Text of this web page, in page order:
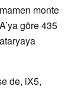
monte
göre 435
de, iX5,